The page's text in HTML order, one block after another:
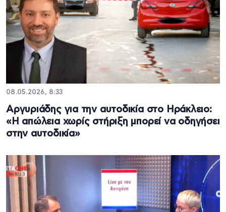
08.05.2026, 8:33
Αργυριάδης για την αυτοδικία στο Ηράκλειο:
«Η απώλεια χωρίς στήριξη μπορεί να οδηγήσει
στην αυτοδικία»